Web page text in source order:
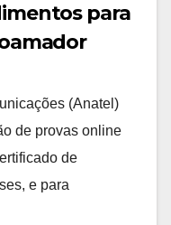
para
(Anatel)
de provas online
de
e para